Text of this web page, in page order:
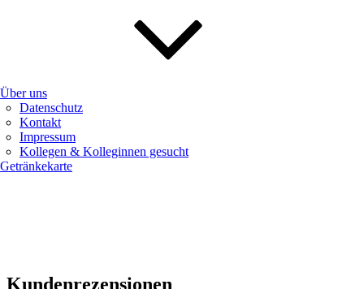
Über uns
Datenschutz
Kontakt
Impressum
Kollegen & Kolleginnen gesucht
Getränkekarte
Kundenrezensionen